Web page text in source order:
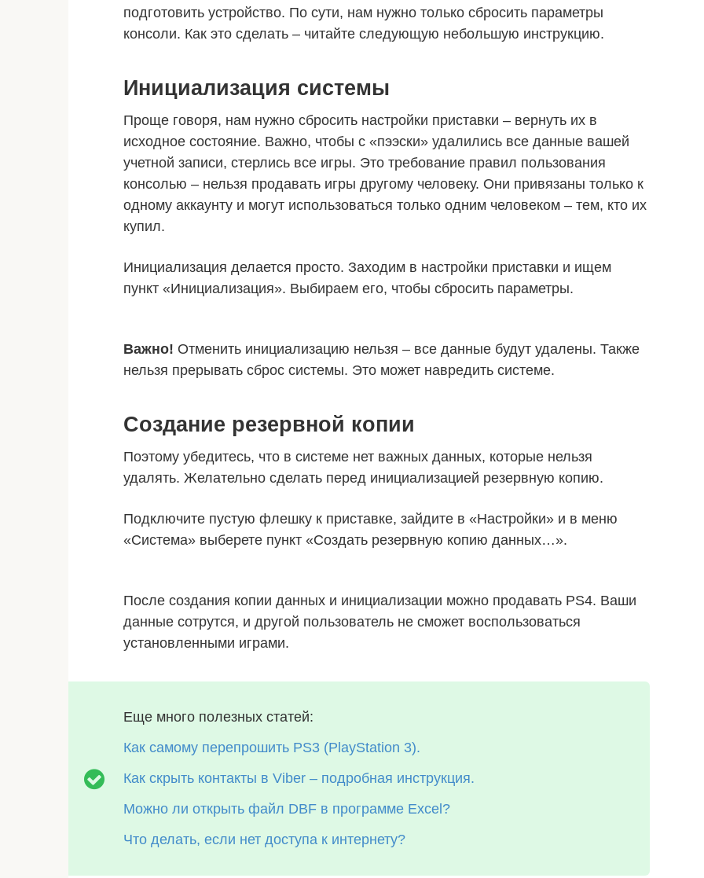
подготовить устройство. По сути, нам нужно только сбросить параметры
консоли. Как это сделать – читайте следующую небольшую инструкцию.
Инициализация системы
Проще говоря, нам нужно сбросить настройки приставки – вернуть их в
исходное состояние. Важно, чтобы с «пээски» удалились все данные вашей
учетной записи, стерлись все игры. Это требование правил пользования
консолью – нельзя продавать игры другому человеку. Они привязаны только к
одному аккаунту и могут использоваться только одним человеком – тем, кто их
купил.
Инициализация делается просто. Заходим в настройки приставки и ищем
пункт «Инициализация». Выбираем его, чтобы сбросить параметры.
Важно! Отменить инициализацию нельзя – все данные будут удалены. Также
нельзя прерывать сброс системы. Это может навредить системе.
Создание резервной копии
Поэтому убедитесь, что в системе нет важных данных, которые нельзя
удалять. Желательно сделать перед инициализацией резервную копию.
Подключите пустую флешку к приставке, зайдите в «Настройки» и в меню
«Система» выберете пункт «Создать резервную копию данных…».
После создания копии данных и инициализации можно продавать PS4. Ваши
данные сотрутся, и другой пользователь не сможет воспользоваться
установленными играми.
Еще много полезных статей:
Как самому перепрошить PS3 (PlayStation 3).
Как скрыть контакты в Viber – подробная инструкция.
Можно ли открыть файл DBF в программе Excel?
Что делать, если нет доступа к интернету?